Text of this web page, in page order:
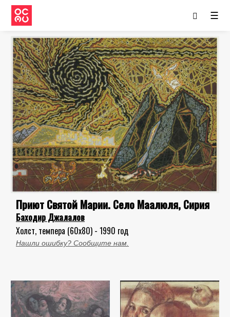
☰
Приют Святой Марии. Село Маалюля, Сирия
Баходир Джалалов
Холст, темпера (60x80) - 1990 год
Нашли ошибку? Сообщите нам.